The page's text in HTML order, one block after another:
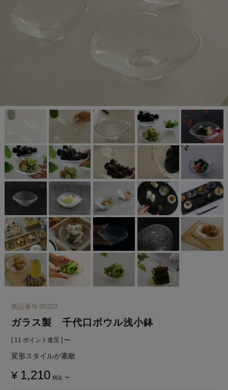
商品番号 05223
ガラス製 千代口ボウル浅小鉢
[ 11 ポイント進呈 ] 〜
変形スタイルが素敵
¥ 1,210 税込 〜